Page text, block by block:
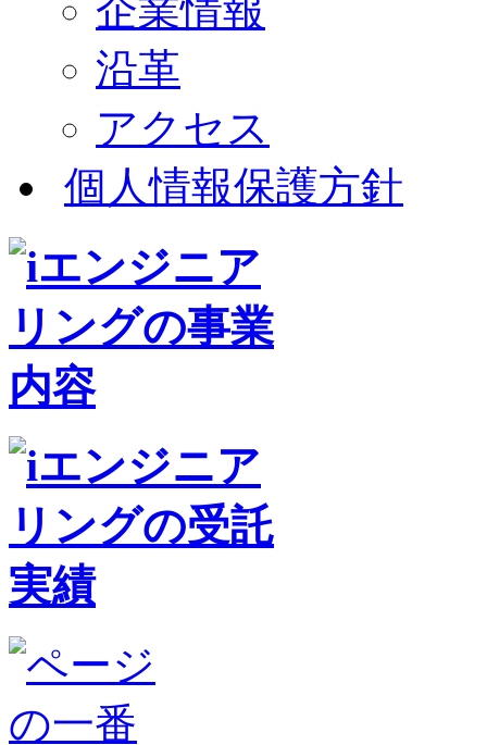
企業情報
沿革
アクセス
個人情報保護方針